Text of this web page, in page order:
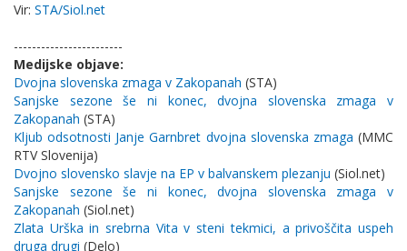
Vir: STA/Siol.net
------------------------
Medijske objave:
Dvojna slovenska zmaga v Zakopanah (STA)
Sanjske sezone še ni konec, dvojna slovenska zmaga v
Zakopanah (STA)
Kljub odsotnosti Janje Garnbret dvojna slovenska zmaga (MMC
RTV Slovenija)
Dvojno slovensko slavje na EP v balvanskem plezanju (Siol.net)
Sanjske sezone še ni konec, dvojna slovenska zmaga v
Zakopanah (Siol.net)
Zlata Urška in srebrna Vita v steni tekmici, a privoščita uspeh
druga drugi (Delo)